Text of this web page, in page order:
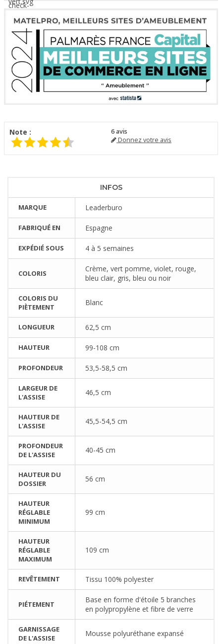
Note : 6avis
Donnez votre avis
INFOS
MARQUE Leaderburo
FABRIQUÉ EN Espagne
EXPÉDIÉ SOUS 4 à 5 semaines
COLORIS
Crème, vert pomme, violet, rouge,
bleu clair, gris, bleu ou noir
COLORIS DU
PIÈTEMENT
Blanc
LONGUEUR 62,5 cm
HAUTEUR 99-108 cm
PROFONDEUR 53,5-58,5 cm
LARGEUR DE
L'ASSISE
46,5 cm
HAUTEUR DE
L'ASSISE
45,5-54,5 cm
PROFONDEUR
DE L'ASSISE
40-45 cm
HAUTEUR DU
DOSSIER
56 cm
HAUTEUR
RÉGLABLE
MINIMUM
99 cm
HAUTEUR
RÉGLABLE
MAXIMUM
109 cm
REVÊTEMENT Tissu 100% polyester
PIÉTEMENT
Base en forme d'étoile 5 branches
en polypropylène et fibre de verre
GARNISSAGE
DE L'ASSISE
Mousse polyuréthane expansé